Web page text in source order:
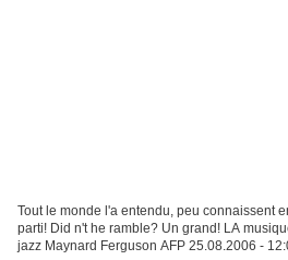
Tout le monde l'a entendu, peu connaissent
parti! Did n't he ramble? Un grand! LA
jazz Maynard Ferguson AFP 25.08.2006 -